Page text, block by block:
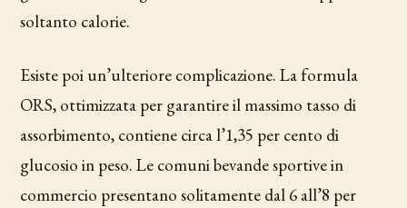
soltanto calorie.
Esiste poi un’ulteriore complicazione. La formula
ORS, ottimizzata per garantire il massimo tasso di
assorbimento, contiene circa l’1,35 per cento di
glucosio in peso. Le comuni bevande sportive in
commercio presentano solitamente dal 6 all’8 per